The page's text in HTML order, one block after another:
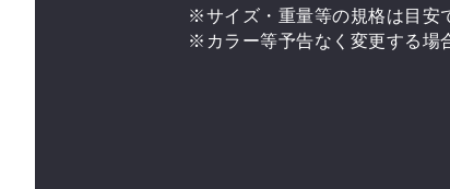
※サイズ・重量等の規格は目安
※カラー等予告なく変更する場